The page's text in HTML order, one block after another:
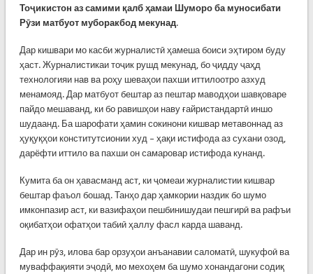
Тоҷикистон аз самими қалб ҳамаи Шуморо ба муносибати
Рӯзи матбуот муборакбод мекунад.
Дар кишвари мо касби журналистӣ ҳамеша боиси эҳтиром буду
ҳаст. Журналистикаи тоҷик рушд мекунад, бо ҷидду ҷаҳд
технологияи нав ва роҳу шеваҳои пахши иттилоотро азхуд
менамояд. Дар матбуот бештар аз пештар маводҳои шавқоваре
пайдо мешаванд, ки бо равишҳои наву ғайристандартӣ иншо
шудаанд. Ба шарофати ҳамин сокинони кишвар метавоннад аз
ҳуқуқҳои конститутсионии худ – ҳақи истифода аз сухани озод,
дарёфти иттило ва пахши он самаровар истифода кунанд.
Кумита ба он ҳавасманд аст, ки ҷомеаи журналистии кишвар
бештар фаъол бошад. Танҳо дар ҳамкории наздик бо шумо
имконпазир аст, ки вазифаҳои пешбинишудаи пешгирӣ ва рафъи
оқибатҳои офатҳои табиӣ ҳаллу фасл карда шаванд.
Дар ин рӯз, илова бар орзуҳои анъанавии саломатӣ, шукуфоӣ ва
муваффақияти эҷодӣ, мо мехоҳем ба шумо хонандагони содиқ